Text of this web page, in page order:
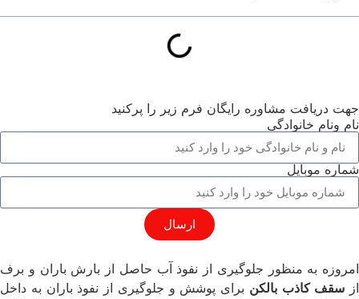
جهت دریافت مشاوره رایگان فرم زیر را پرکنید
نام ونام خانوادگی
شماره موبایل
ارسال
امروزه به منظور جلوگیری از نفوذ آب حاصل از بارش باران و برف
از سقف کاذب بالکن برای پوشش و جلوگیری از نفوذ باران به داخل